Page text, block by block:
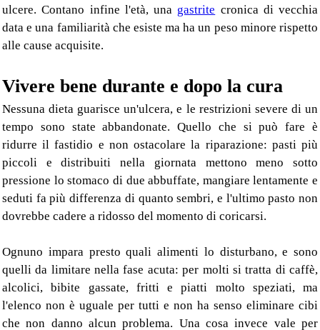
ulcere. Contano infine l'età, una gastrite cronica di vecchia
data e una familiarità che esiste ma ha un peso minore rispetto
alle cause acquisite.
Vivere bene durante e dopo la cura
Nessuna dieta guarisce un'ulcera, e le restrizioni severe di un
tempo sono state abbandonate. Quello che si può fare è
ridurre il fastidio e non ostacolare la riparazione: pasti più
piccoli e distribuiti nella giornata mettono meno sotto
pressione lo stomaco di due abbuffate, mangiare lentamente e
seduti fa più differenza di quanto sembri, e l'ultimo pasto non
dovrebbe cadere a ridosso del momento di coricarsi.
Ognuno impara presto quali alimenti lo disturbano, e sono
quelli da limitare nella fase acuta: per molti si tratta di caffè,
alcolici, bibite gassate, fritti e piatti molto speziati, ma
l'elenco non è uguale per tutti e non ha senso eliminare cibi
che non danno alcun problema. Una cosa invece vale per